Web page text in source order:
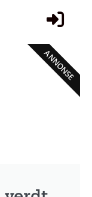
ANNONSE